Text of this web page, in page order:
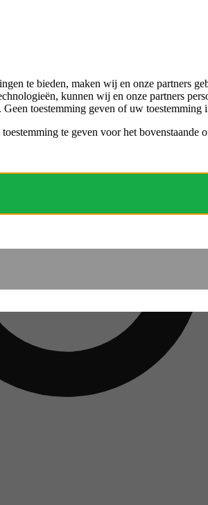
te bieden, maken wij en onze partners
kunnen wij en onze partners
Geen toestemming geven of uw
te geven voor het bovenstaande